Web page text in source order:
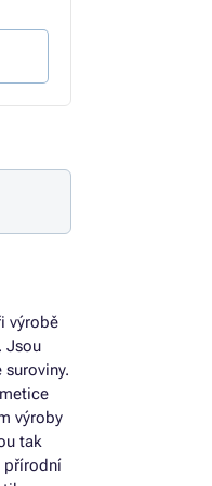
výrobě
Jsou
výroby
tak
přírodní